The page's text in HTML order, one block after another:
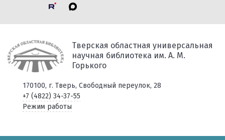
Тверская областная универсальная
научная библиотека им. А. М.
Горького
170100, г. Тверь, Свободный переулок, 28
+7 (4822) 34-37-55
Режим работы